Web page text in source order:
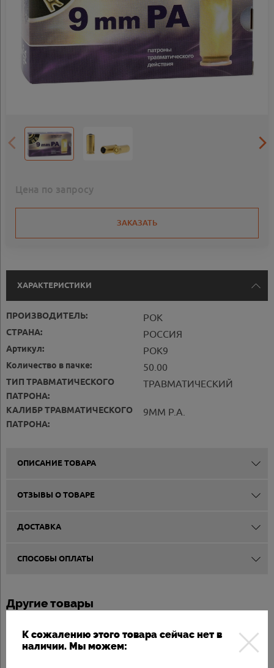
Цена по запросу
ЗАКАЗАТЬ
ХАРАКТЕРИСТИКИ
ПРОИЗВОДИТЕЛЬ: РОК
СТРАНА: РОССИЯ
Артикул: РОК9
Количество в пачке: 50.00
ТИП ТРАВМАТИЧЕСКОГО
ПАТРОНА:
ТРАВМАТИЧЕСКИЙ
КАЛИБР ТРАВМАТИЧЕСКОГО
ПАТРОНА:
9MM P.A.
ОПИСАНИЕ ТОВАРА
ОТЗЫВЫ О ТОВАРЕ
ДОСТАВКА
СПОСОБЫ ОПЛАТЫ
К сожалению этого товара сейчас нет в
наличии. Мы можем:
Другие товары
Арт.: ТЕХКРИМ